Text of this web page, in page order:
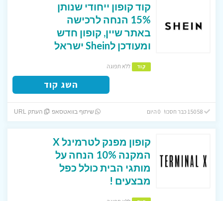
קוד קופון ייחודי שנותן
15% הנחה לרכישה
באתר שיין, קופון חדש
ומעודכן לShein ישראל
קוד ללא תפוגה
השג קוד
15058 כבר חסכו! 0 היום שיתוף בוואטסאפ העתק URL
קופון מפנק לטרמינל X
המקנה 10% הנחה על
מותגי הבית כולל כפל
מבצעים !